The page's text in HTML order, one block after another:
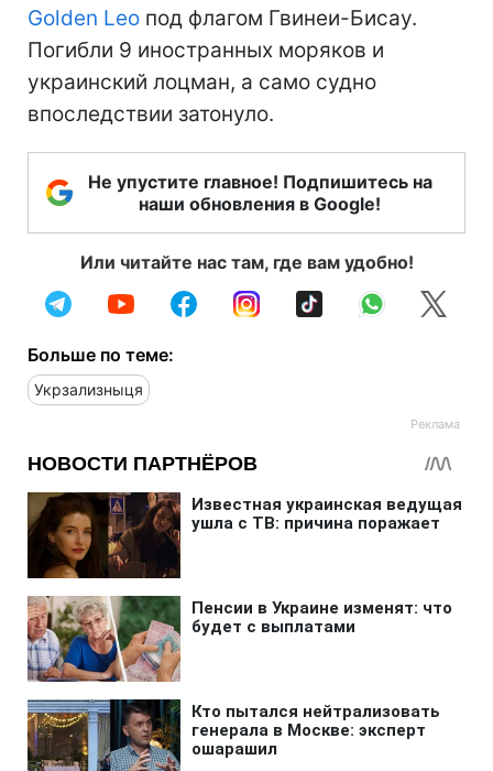
Golden Leo под флагом Гвинеи-Бисау.
Погибли 9 иностранных моряков и
украинский лоцман, а само судно
впоследствии затонуло.
Не упустите главное! Подпишитесь на
наши обновления в Google!
Или читайте нас там, где вам удобно!
Больше по теме:
Укрзализныця